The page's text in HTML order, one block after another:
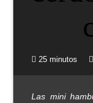
25 minutos
Las mini